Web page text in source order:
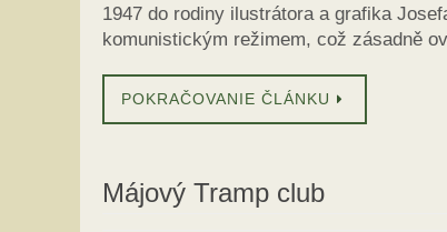
1947 do rodiny ilustrátora a grafika
komunistickým režimem, což zásadně
POKRAČOVANIE ČLÁNKU
Májový Tramp club